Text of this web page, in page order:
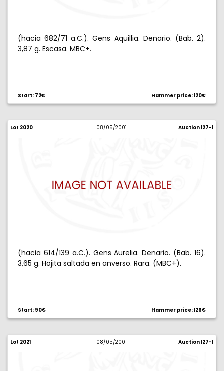
(hacia 682/71 a.C.). Gens Aquillia. Denario. (Bab. 2).
3,87 g. Escasa. MBC+.
Start: 72€ Hammer price: 120€
Lot 2020 08/05/2001 Auction 127-1
(hacia 614/139 a.C.). Gens Aurelia. Denario. (Bab. 16).
3,65 g. Hojita saltada en anverso. Rara. (MBC+).
Start: 90€ Hammer price: 126€
Lot 2021 08/05/2001 Auction 127-1